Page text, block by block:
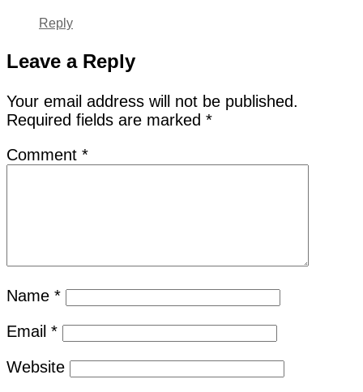
Reply
Leave a Reply
Your email address will not be published.
Required fields are marked *
Comment *
Name *
Email *
Website